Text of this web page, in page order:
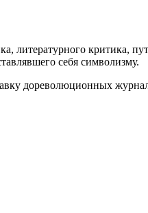
литературного критика,
себя символизму.
дореволюционных